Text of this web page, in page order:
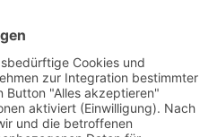
Online Camping Spezialist
geschrieben hat, der
Anbieter zu sein.